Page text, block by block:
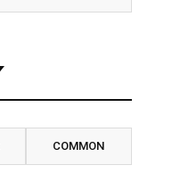
COMMON